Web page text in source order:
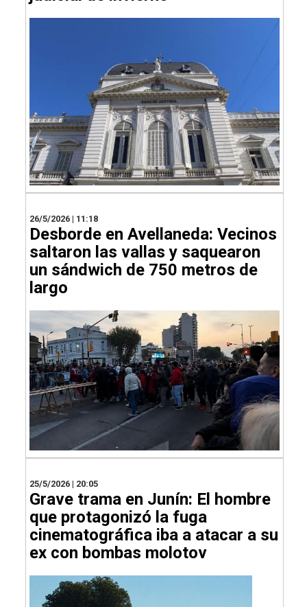
26/5/2026 | 11:18
Desborde en Avellaneda: Vecinos
saltaron las vallas y saquearon
un sándwich de 750 metros de
largo
25/5/2026 | 20:05
Grave trama en Junín: El hombre
que protagonizó la fuga
cinematográfica iba a atacar a su
ex con bombas molotov